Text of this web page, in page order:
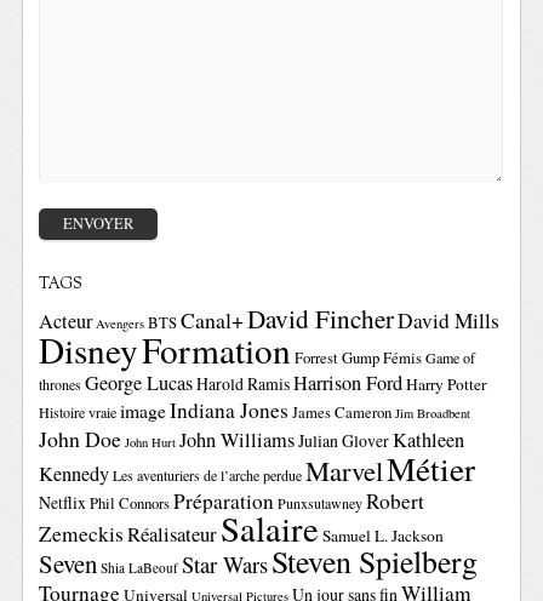
TAGS
Acteur Avengers BTSCanal+David FincherDavid Mills
DisneyFormationForrest GumpFémis Game of
thrones George LucasHarold RamisHarrison FordHarry Potter
Histoire vraie imageIndiana Jones James Cameron Jim Broadbent
John Doe John Hurt John WilliamsJulian GloverKathleen
Kennedy Les aventuriers de l’arche perdue MarvelMétier
NetflixPhil ConnorsPréparation Punxsutawney Robert
ZemeckisRéalisateurSalaire Samuel L. Jackson
Seven Shia LaBeouf Star WarsSteven Spielberg
TournageUniversal Universal Pictures Un jour sans finWilliam